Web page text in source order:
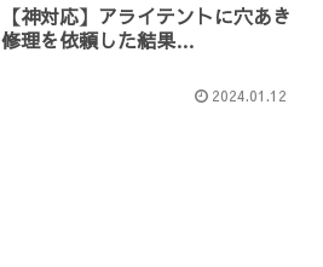
【神対応】アライテントに穴あき
修理を依頼した結果…
2024.01.12